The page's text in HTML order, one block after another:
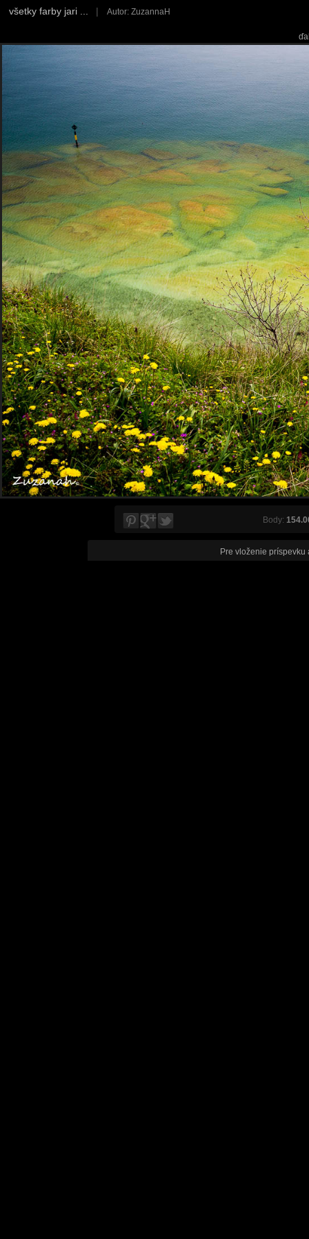
všetky farby jari ... | Autor: ZuzannaH
Body:
Pre vloženie